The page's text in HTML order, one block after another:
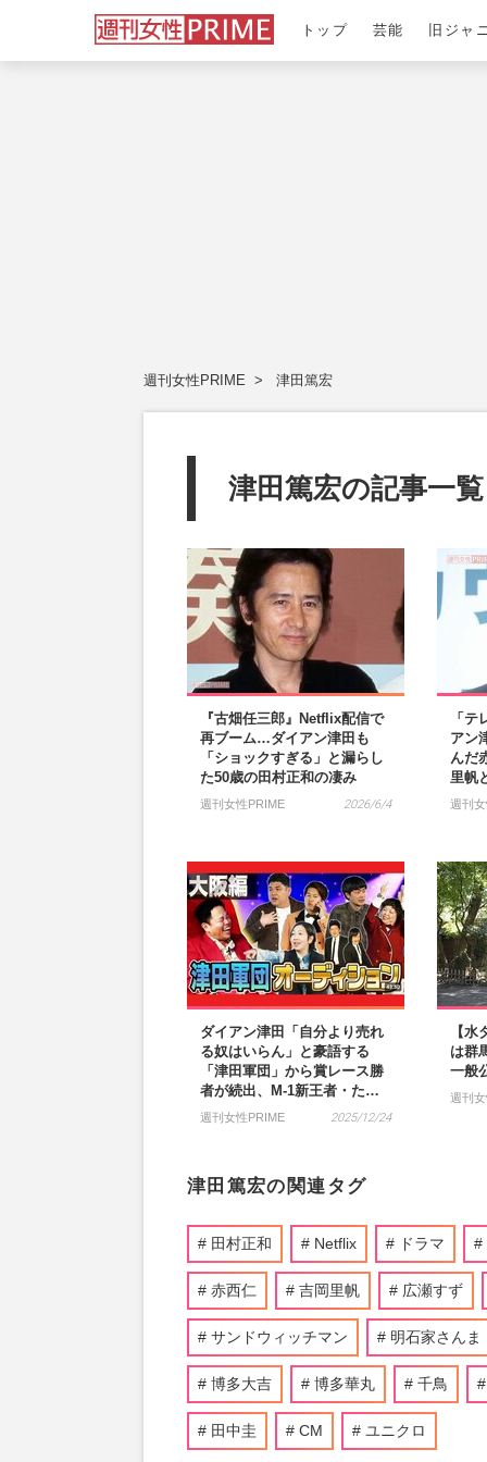
トップ 芸能 旧ジャ
週刊女性PRIME 津田篤宏
津田篤宏の記事一覧
『古畑任三郎』Netflix配信で
再ブーム…ダイアン津田も
「ショックすぎる」と漏らし
た50歳の田村正和の凄み
週刊女性PRIME 2026/6/4
「
アン
んだ
里帆
週刊
ダイアン津田「自分より売れ
る奴はいらん」と豪語する
「津田軍団」から賞レース勝
者が続出、M-1新王者・た…
週刊女性PRIME 2025/12/24
【
は群
一般
週刊
津田篤宏の関連タグ
田村正和 Netflix ドラマ
赤西仁 吉岡里帆 広瀬すず
サンドウィッチマン 明石家さんま
博多大吉 博多華丸 千鳥
田中圭 CM ユニクロ